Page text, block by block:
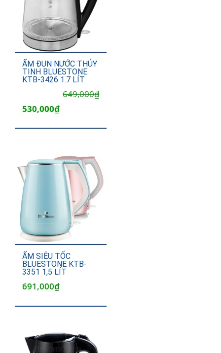
ẤM ĐUN NƯỚC THỦY
TINH BLUESTONE
KTB-3426 1.7 LÍT
649,000₫
gốc
530,000₫
hiện
ẤM SIÊU TỐC
BLUESTONE KTB-
3351 1,5 LÍT
691,000₫